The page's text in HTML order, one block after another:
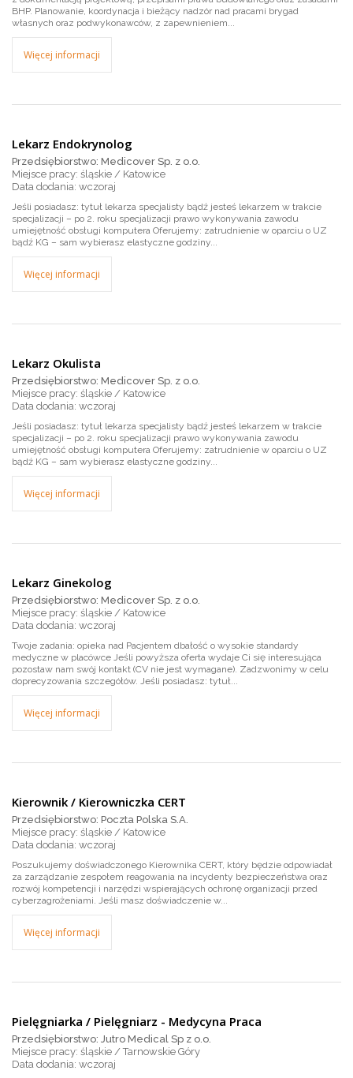
BHP. Planowanie, koordynacja i bieżący nadzór nad pracami brygad
własnych oraz podwykonawców, z zapewnieniem...
Więcej informacji
Lekarz Endokrynolog
Przedsiębiorstwo: Medicover Sp. z o.o.
Miejsce pracy: śląskie / Katowice
wczoraj
Jeśli posiadasz: tytuł lekarza specjalisty bądź jesteś lekarzem w trakcie
specjalizacji – po 2. roku specjalizacji prawo wykonywania zawodu
umiejętność obsługi komputera Oferujemy: zatrudnienie w oparciu o UZ
bądź KG – sam wybierasz elastyczne godziny...
Więcej informacji
Lekarz Okulista
Przedsiębiorstwo: Medicover Sp. z o.o.
Miejsce pracy: śląskie / Katowice
wczoraj
Jeśli posiadasz: tytuł lekarza specjalisty bądź jesteś lekarzem w trakcie
specjalizacji – po 2. roku specjalizacji prawo wykonywania zawodu
umiejętność obsługi komputera Oferujemy: zatrudnienie w oparciu o UZ
bądź KG – sam wybierasz elastyczne godziny...
Więcej informacji
Lekarz Ginekolog
Przedsiębiorstwo: Medicover Sp. z o.o.
Miejsce pracy: śląskie / Katowice
wczoraj
Twoje zadania: opieka nad Pacjentem dbałość o wysokie standardy
medyczne w placówce Jeśli powyższa oferta wydaje Ci się interesująca
pozostaw nam swój kontakt (CV nie jest wymagane). Zadzwonimy w celu
doprecyzowania szczegółów. Jeśli posiadasz: tytuł...
Więcej informacji
Kierownik / Kierowniczka CERT
Przedsiębiorstwo: Poczta Polska S.A.
Miejsce pracy: śląskie / Katowice
wczoraj
Poszukujemy doświadczonego Kierownika CERT, który będzie odpowiadał
za zarządzanie zespołem reagowania na incydenty bezpieczeństwa oraz
rozwój kompetencji i narzędzi wspierających ochronę organizacji przed
cyberzagrożeniami. Jeśli masz doświadczenie w...
Więcej informacji
Pielęgniarka / Pielęgniarz - Medycyna Praca
Przedsiębiorstwo: Jutro Medical Sp z o.o.
Miejsce pracy: śląskie / Tarnowskie Góry
wczoraj